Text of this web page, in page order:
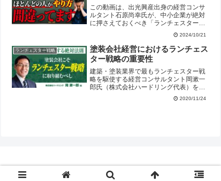
この動画は、出光興産出身の経営コンサ
ルタント石原尚幸氏が、中小企業が絶対
に押さえておくべき「ランチェスター戦
略の正しい実践法と、多くの人が陥りや
すい落とし穴」について本質的な解説を
行っている経営講義映像です。書籍など
に書かれている従来の「市...
2024/10/21
ランチェスター戦略
塗装会社経営におけるランチェス
ター戦略の重要性
建築・塗装業界で最もランチェスター戦
略を駆使する経営コンサルタント岡漱一
郎氏（株式会社ハードリング代表）をゲ
ストに迎え、「コロナ禍などの厳しい市
場環境下で業績を伸ばす地域一番店の法
2020/11/24
© 2017 弱小企業はランチェスター戦略で勝つ!!.